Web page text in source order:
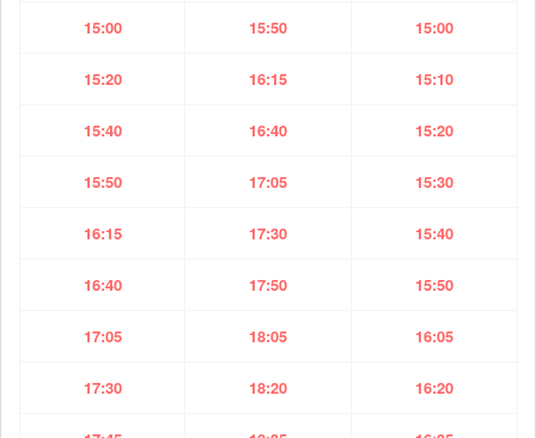
15:00 15:50 15:00
15:20 16:15 15:10
15:40 16:40 15:20
15:50 17:05 15:30
16:15 17:30 15:40
16:40 17:50 15:50
17:05 18:05 16:05
17:30 18:20 16:20